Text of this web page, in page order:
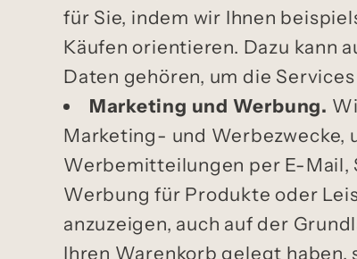
für Sie, indem wir Ihnen
Käufen orientieren. Dazu kann
Daten gehören, um die
Marketing und Werbung.
Marketing- und Werbezwecke,
Werbemitteilungen per E-Mail,
Werbung für Produkte oder
anzuzeigen, auch auf der
Ihren Warenkorb gelegt haben,